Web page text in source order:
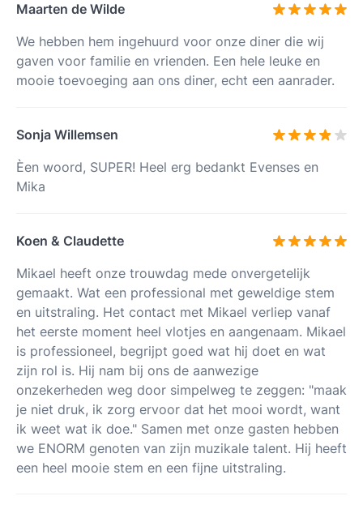
Maarten de Wilde
We hebben hem ingehuurd voor onze diner die wij
gaven voor familie en vrienden. Een hele leuke en
mooie toevoeging aan ons diner, echt een aanrader.
Sonja Willemsen
Èen woord, SUPER! Heel erg bedankt Evenses en
Mika
Koen & Claudette
Mikael heeft onze trouwdag mede onvergetelijk
gemaakt. Wat een professional met geweldige stem
en uitstraling. Het contact met Mikael verliep vanaf
het eerste moment heel vlotjes en aangenaam. Mikael
is professioneel, begrijpt goed wat hij doet en wat
zijn rol is. Hij nam bij ons de aanwezige
onzekerheden weg door simpelweg te zeggen: "maak
je niet druk, ik zorg ervoor dat het mooi wordt, want
ik weet wat ik doe." Samen met onze gasten hebben
we ENORM genoten van zijn muzikale talent. Hij heeft
een heel mooie stem en een fijne uitstraling.